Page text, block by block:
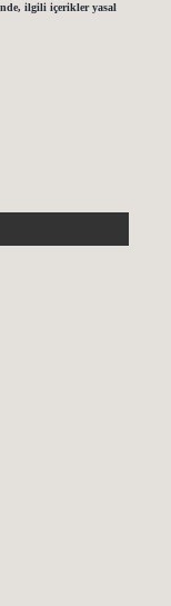
ilgili içerikler yasal